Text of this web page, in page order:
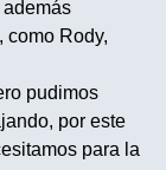
como Rody,
pudimos
por este
para la